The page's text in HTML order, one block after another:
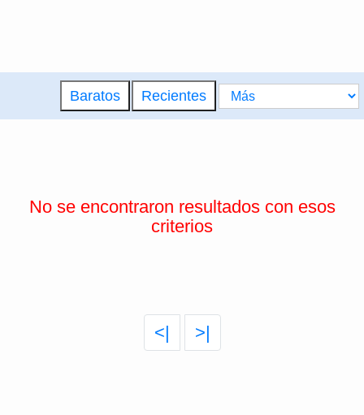
Baratos Recientes
No se encontraron resultados con esos
criterios
<| >|